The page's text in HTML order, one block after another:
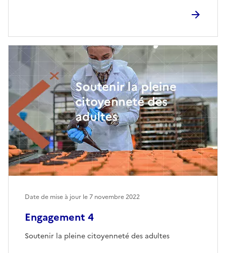
Engagement 4
Soutenir la pleine citoyenneté des adultes
Date de mise à jour le7 novembre 2022